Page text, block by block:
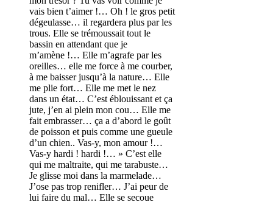
vais bien t’aimer !… Oh ! le gros petit
dégeulasse… il regardera plus par les
trous. Elle se trémoussait tout le
bassin en attendant que je
m’amène !… Elle m’agrafe par les
oreilles… elle me force à me courber,
à me baisser jusqu’à la nature… Elle
me plie fort… Elle me met le nez
dans un état… C’est éblouissant et ça
jute, j’en ai plein mon cou… Elle me
fait embrasser… ça a d’abord le goût
de poisson et puis comme une gueule
d’un chien.. Vas-y, mon amour !…
Vas-y hardi ! hardi !… » C’est elle
qui me maltraite, qui me tarabuste…
Je glisse moi dans la marmelade…
J’ose pas trop renifler… J’ai peur de
lui faire du mal… Elle se secoue